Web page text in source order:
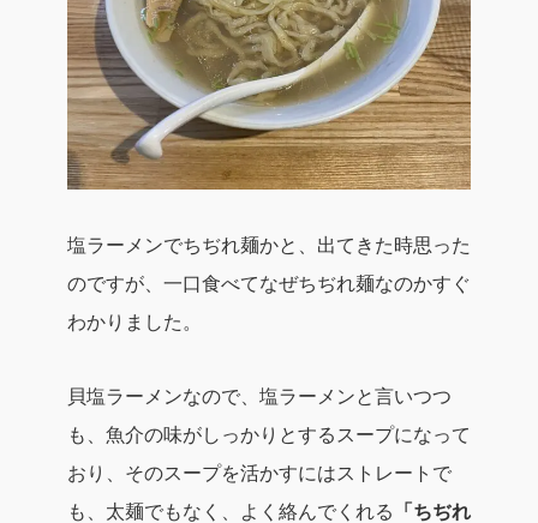
塩ラーメンでちぢれ麺かと、出てきた時思った
のですが、一口食べてなぜちぢれ麺なのかすぐ
わかりました。
貝塩ラーメンなので、 塩ラーメンと言いつつ
も、魚介の味がしっかりとするスープになって
おり、そのスープを活かすにはストレートで
も、太麺でもなく、よく絡んでくれる 「ちぢれ